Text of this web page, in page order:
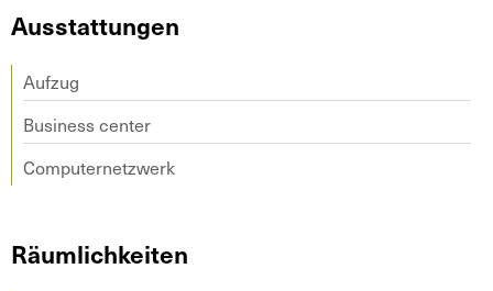
Ausstattungen
Aufzug
Business center
Computernetzwerk
Räumlichkeiten